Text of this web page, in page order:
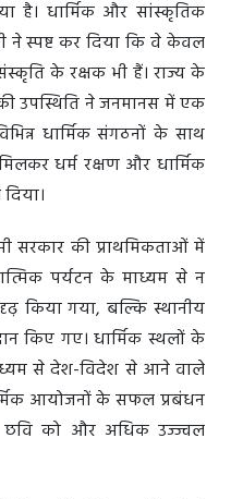
है। धार्मिक और सांस्कृतिक
ने स्पष्ट कर दिया कि वे केवल
के रक्षक भी हैं। राज्य के
उपस्थिति ने जनमानस में एक
धार्मिक संगठनों के साथ
धर्म रक्षण और धार्मिक
सरकार की प्राथमिकताओं में
पर्यटन के माध्यम से न
किया गया, बल्कि स्थानीय
किए गए। धार्मिक स्थलों के
से देश-विदेश से आने वाले
आयोजनों के सफल प्रबंधन
छवि को और अधिक उज्ज्वल